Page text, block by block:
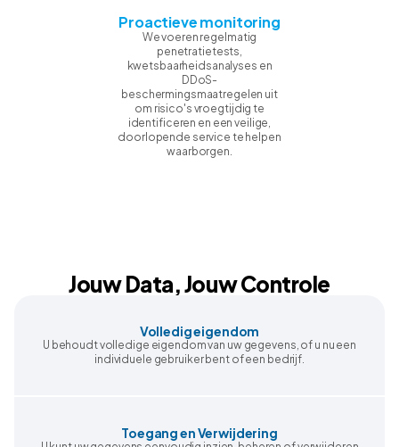
Proactieve monitoring
We voeren regelmatig
penetratietests,
kwetsbaarheidsanalyses en
DDoS-
beschermingsmaatregelen uit
om risico's vroegtijdig te
identificeren en een veilige,
doorlopende service te helpen
waarborgen.
Jouw Data, Jouw Controle
Volledig eigendom
U behoudt volledige eigendom van uw gegevens, of u nu een
individuele gebruiker bent of een bedrijf.
Toegang en Verwijdering